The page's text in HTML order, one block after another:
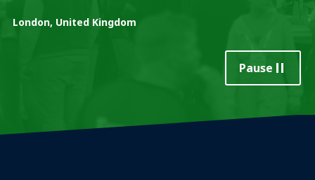
London, United Kingdom
Pause